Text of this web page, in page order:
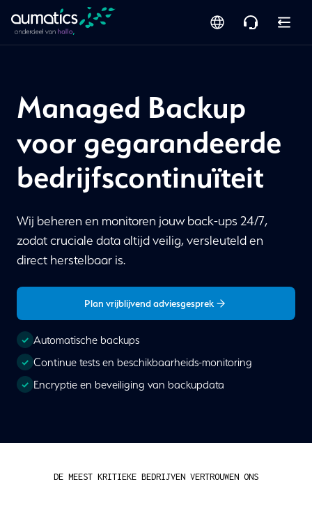
Managed Backup
voor gegarandeerde
bedrijfscontinuïteit
Wij beheren en monitoren jouw back-ups 24/7,
zodat cruciale data altijd veilig, versleuteld en
direct herstelbaar is.
Plan vrijblijvend adviesgesprek
Automatische backups
Continue tests en beschikbaarheids-monitoring
Encryptie en beveiliging van backupdata
DE MEEST KRITIEKE BEDRIJVEN VERTROUWEN ONS